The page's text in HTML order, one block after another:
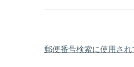
郵便番号検索に使用さ